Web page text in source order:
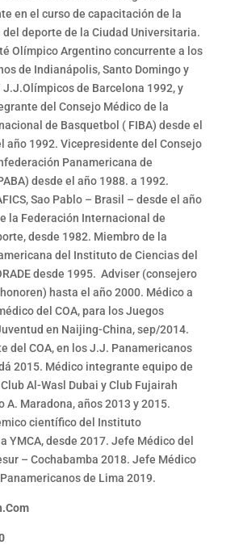
en el curso de capacitación de la
del deporte de la Ciudad Universitaria.
Olímpico Argentino concurrente a los
de Indianápolis, Santo Domingo y
J.J.Olímpicos de Barcelona 1992, y
del Consejo Médico de la
de Basquetbol ( FIBA) desde el
año 1992. Vicepresidente del Consejo
Panamericana de
desde el año 1988. a 1992.
Sao Pablo – Brasil – desde el año
la Federación Internacional de
desde 1982. Miembro de la
del Instituto de Ciencias del
desde 1995. Adviser (consejero
hasta el año 2000. Médico a
del COA, para los Juegos
en Naijing-China, sep/2014.
del COA, en los J.J. Panamericanos
2015. Médico integrante equipo de
Al-Wasl Dubai y Club Fujairah
A. Maradona, años 2013 y 2015.
científico del Instituto
YMCA, desde 2017. Jefe Médico del
– Cochabamba 2018. Jefe Médico
de Lima 2019.